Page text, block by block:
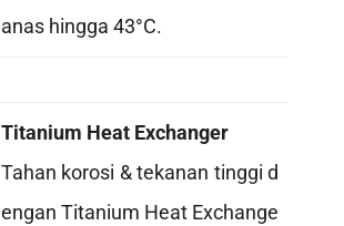
anas hingga 43°C.
Titanium Heat Exchanger
Tahan korosi & tekanan tinggi d
engan Titanium Heat Exchange